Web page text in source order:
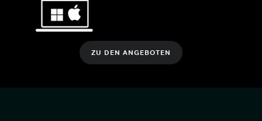
ZU DEN ANGEBOTEN